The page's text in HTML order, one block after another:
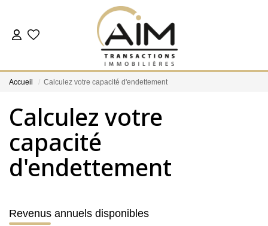
ACHETER
NOS AGENCES
Les Agences
Nos Témoignages
Accueil Calculez votre capacité d'endettement
Calculez votre
capacité
d'endettement
Revenus annuels disponibles